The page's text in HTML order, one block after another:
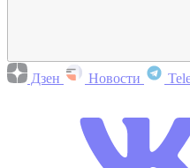
Дзен Новости